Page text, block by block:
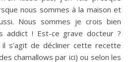
nous sommes à la maison et
Nous sommes je crois bien
addict ! Est-ce grave docteur ?
s’agit de décliner cette recette
chamallows par ici) ou selon les